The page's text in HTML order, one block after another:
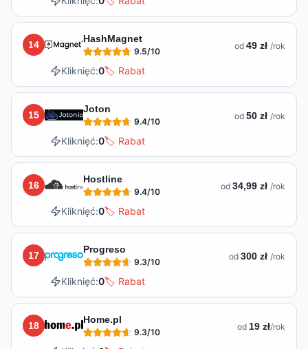
14
HashMagnet
9.5/10 od 49 zł /rok
Kliknięć:0🏷️ Rabat
15
Joton
9.4/10 od 50 zł /rok
Kliknięć:0🏷️ Rabat
16
Hostline
9.4/10 od 34,99 zł /rok
Kliknięć:0🏷️ Rabat
17
Progreso
9.3/10 od 300 zł /rok
Kliknięć:0🏷️ Rabat
18
Home.pl
9.3/10 od 19 zł/rok